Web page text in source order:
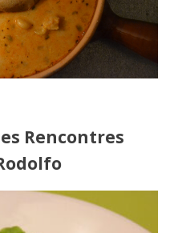
Rencontres